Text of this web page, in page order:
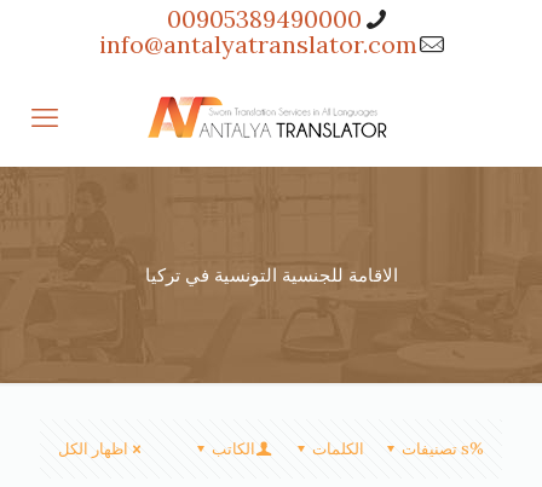
00905389490000
info@antalyatranslator.com
الاقامة للجنسية التونسية في تركيا
%s تصنيفات الكلمات الكاتب اظهار الكل